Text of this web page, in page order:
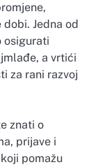
Jedna od
osigurati
a vrtići
za rani razvoj
znati o
prijave i
pomažu